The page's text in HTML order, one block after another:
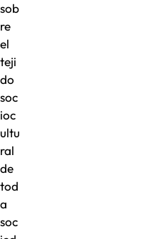
sob
re
el
teji
do
soc
ioc
ultu
ral
de
tod
a
soc